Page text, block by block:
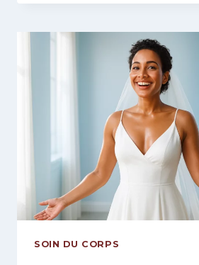
MINCEUR
VILLEURBANNE
ÉCONOMISEZ
JUSQU’À
50%
SUR
VOS
SOINS
POUR
UNE
SILHOUETTE
AFFINÉE
VOUS
SOIN DU CORPS